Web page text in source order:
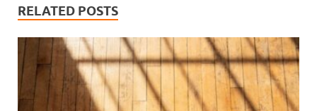
RELATED POSTS